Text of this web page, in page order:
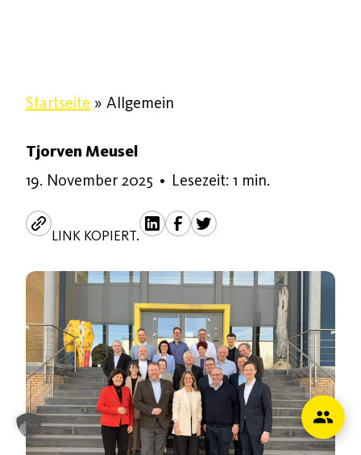
Startseite » Allgemein
Tjorven Meusel
19. November 2025 19. November 2025
• Lesezeit: 1 min.
LINK KOPIERT.